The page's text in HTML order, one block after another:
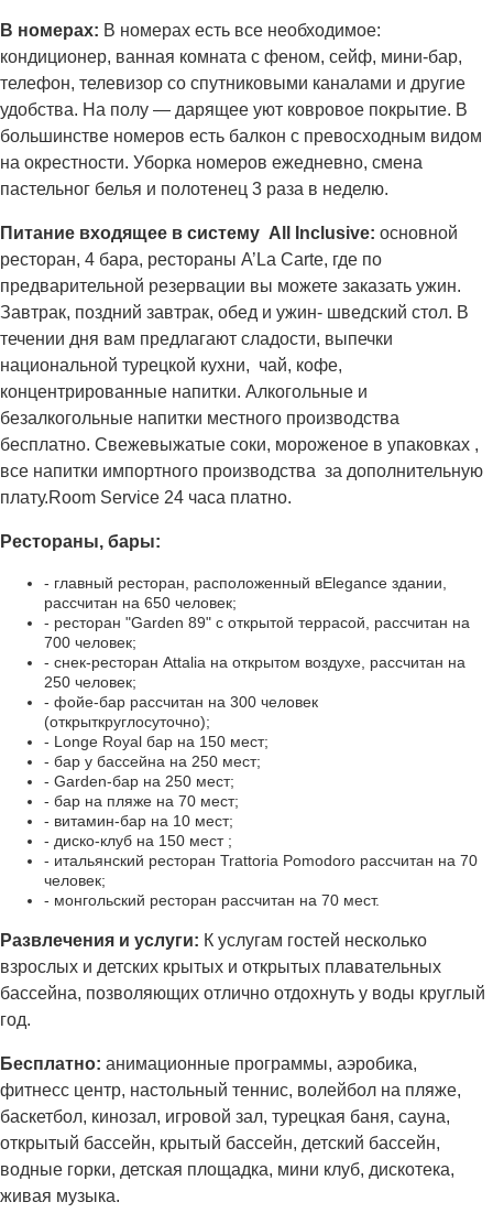
В номерах: В номерах есть все необходимое:
кондиционер, ванная комната с феном, сейф, мини-бар,
телефон, телевизор со спутниковыми каналами и другие
удобства. На полу — дарящее уют ковровое покрытие. В
большинстве номеров есть балкон с превосходным видом
на окрестности. Уборка номеров ежедневно, смена
пастельног белья и полотенец 3 раза в неделю.
Питание входящее в систему All Inclusive: основной
ресторан, 4 бара, рестораны A’La Carte, где по
предвaрительной резервации вы можете заказать ужин.
Завтрак, поздний завтрак, обед и ужин- шведский стол. В
течении дня вам предлaгают сладости, выпечки
национальной турецкой кухни, чай, кофе,
концентрированные напитки. Алкогольные и
безалкогольные напитки местного производства
бесплатно. Свежевыжaтые соки, мороженое в упаковках ,
все напитки импортного производства за дополнительную
плату.Room Service 24 часа платно.
Рестораны, бары:
- главный ресторан, расположенный вElegance здании,
рассчитан на 650 человек;
- ресторан "Garden 89" с открытой террасой, рассчитан на
700 человек;
- снек-ресторан Attalia на открытом воздухе, рассчитан на
250 человек;
- фойе-бар рассчитан на 300 человек
(открыткруглосуточно);
- Longe Royal бар на 150 мест;
- бар у бассейна на 250 мест;
- Garden-бар на 250 мест;
- бар на пляже на 70 мест;
- витамин-бар на 10 мест;
- диско-клуб на 150 мест ;
- итальянский ресторан Trattoria Pomodoro рассчитан на 70
человек;
- монгольский ресторан рассчитан на 70 мест.
Развлечения и услуги: К услугам гостей несколько
взрослых и детских крытых и открытых плавательных
бассейна, позволяющих отлично отдохнуть у воды круглый
год.
Бесплатно: анимационные программы, аэробика,
фитнесс центр, настольный теннис, волейбол на пляже,
баскетбол, кинозал, игровой зал, турецкая баня, сауна,
открытый бассейн, крытый бассейн, детский бассейн,
водные горки, детская площадка, мини клуб, дискотека,
живая музыка.